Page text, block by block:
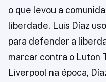
o que levou a
liberdade. Luis Díaz
para defender a
marcar contra o Luton
Liverpool na época,